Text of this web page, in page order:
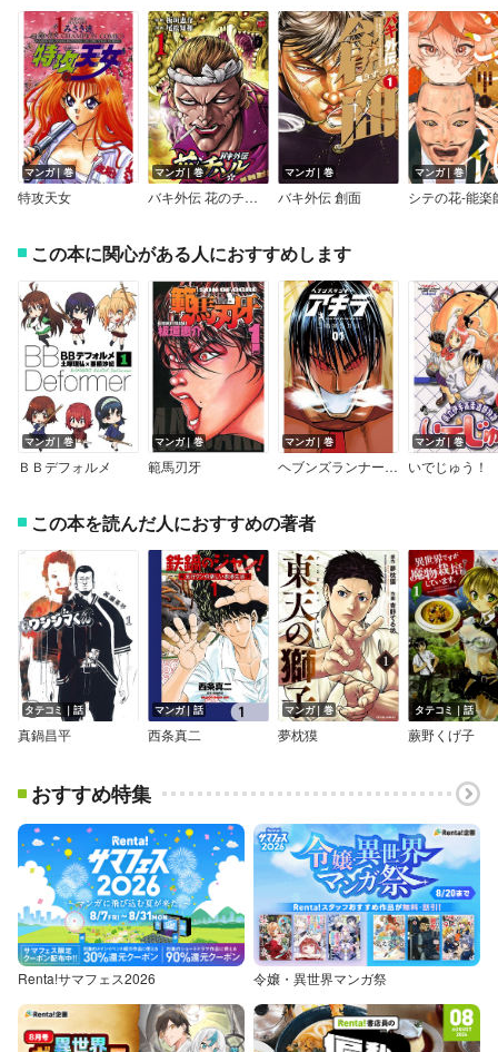
マンガ｜巻
特攻天女
マンガ｜巻
バキ外伝 花のチハル
マンガ｜巻
バキ外伝 創面
マンガ｜巻
この本に関心がある人におすすめします
マンガ｜巻
ＢＢデフォルメ
マンガ｜巻
範馬刃牙
マンガ｜巻
ヘブンズランナー アキラ
マンガ｜巻
いでじゅう！
この本を読んだ人におすすめの著者
タテコミ｜話
真鍋昌平
マンガ｜話
西条真二
マンガ｜巻
夢枕獏
タテコミ｜話
蕨野くげ子
おすすめ特集
Renta!サマフェス2026 令嬢・異世界マンガ祭